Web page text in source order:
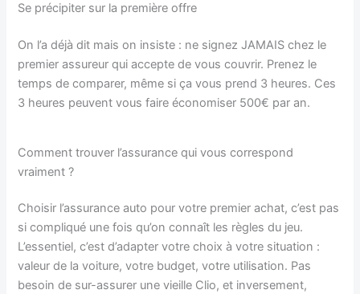
Se précipiter sur la première offre
On l’a déjà dit mais on insiste : ne signez JAMAIS chez le
premier assureur qui accepte de vous couvrir. Prenez le
temps de comparer, même si ça vous prend 3 heures. Ces
3 heures peuvent vous faire économiser 500€ par an.
Comment trouver l’assurance qui vous correspond
vraiment ?
Choisir l’assurance auto pour votre premier achat, c’est pas
si compliqué une fois qu’on connaît les règles du jeu.
L’essentiel, c’est d’adapter votre choix à votre situation :
valeur de la voiture, votre budget, votre utilisation. Pas
besoin de sur-assurer une vieille Clio, et inversement,